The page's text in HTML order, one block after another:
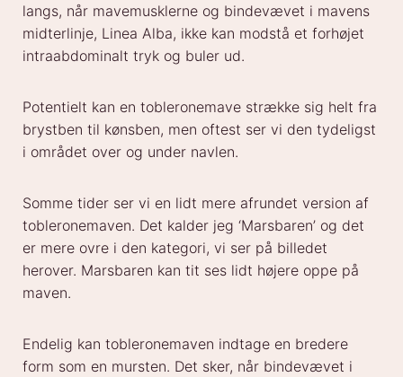
langs, når mavemusklerne og bindevævet i mavens
midterlinje, Linea Alba, ikke kan modstå et forhøjet
intraabdominalt tryk og buler ud.
Potentielt kan en tobleronemave strække sig helt fra
brystben til kønsben, men oftest ser vi den tydeligst
i området over og under navlen.
Somme tider ser vi en lidt mere afrundet version af
tobleronemaven. Det kalder jeg ‘Marsbaren’ og det
er mere ovre i den kategori, vi ser på billedet
herover. Marsbaren kan tit ses lidt højere oppe på
maven.
Endelig kan tobleronemaven indtage en bredere
form som en mursten. Det sker, når bindevævet i